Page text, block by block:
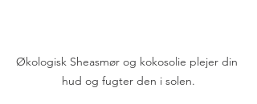
Økologisk Sheasmør og kokosolie plejer din
hud og fugter den i solen.